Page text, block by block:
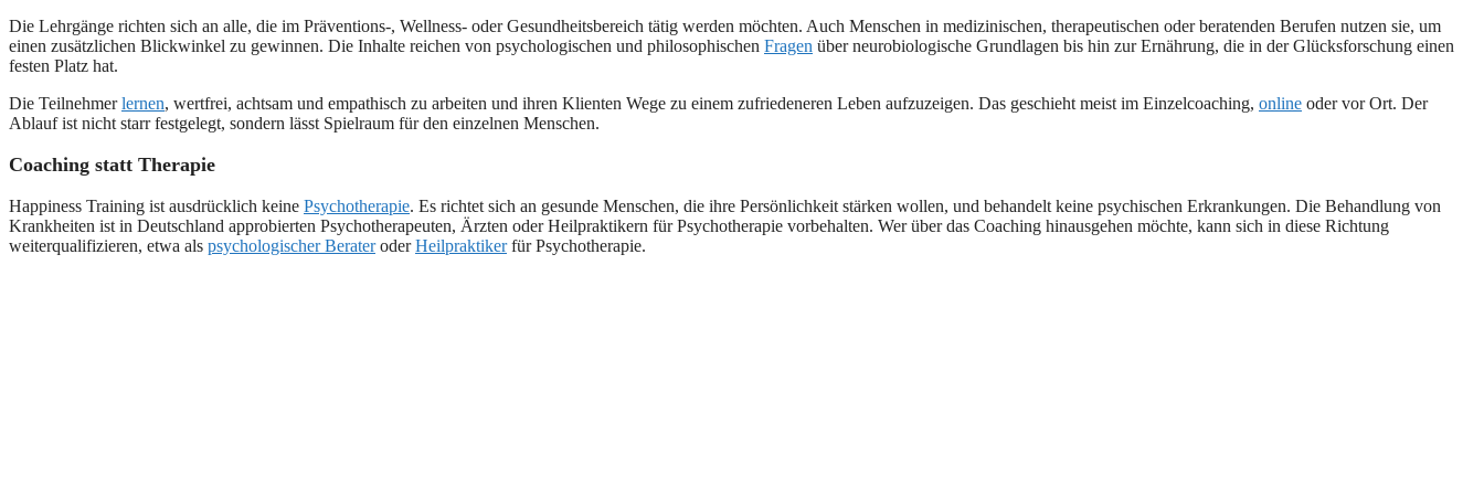
Die Lehrgänge richten sich an alle, die im Präventions-, Wellness- oder Gesundheitsbereich tätig werden möchten. Auch Menschen in medizinischen, therapeutischen oder beratenden Berufen nutzen sie, um
einen zusätzlichen Blickwinkel zu gewinnen. Die Inhalte reichen von psychologischen und philosophischen Fragen über neurobiologische Grundlagen bis hin zur Ernährung, die in der Glücksforschung einen
festen Platz hat.
Die Teilnehmerlernen, wertfrei, achtsam und empathisch zu arbeiten und ihren Klienten Wege zu einem zufriedeneren Leben aufzuzeigen. Das geschieht meist im Einzelcoaching, online oder vor Ort. Der
Ablauf ist nicht starr festgelegt, sondern lässt Spielraum für den einzelnen Menschen.
Coaching statt Therapie
Happiness Training ist ausdrücklich keine Psychotherapie. Es richtet sich an gesunde Menschen, die ihre Persönlichkeit stärken wollen, und behandelt keine psychischen Erkrankungen. Die Behandlung von
Krankheiten ist in Deutschland approbierten Psychotherapeuten, Ärzten oder Heilpraktikern für Psychotherapie vorbehalten. Wer über das Coaching hinausgehen möchte, kann sich in diese Richtung
weiterqualifizieren, etwa als psychologischer BerateroderHeilpraktikerfür Psychotherapie.